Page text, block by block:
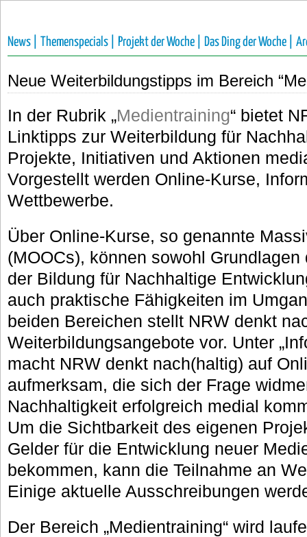
News | Themenspecials | Projekt der Woche | Das Ding der Woche |
Neue Weiterbildungstipps im Bereich
In der Rubrik „Medientraining“ bietet
Linktipps zur Weiterbildung für
Projekte, Initiativen und Aktionen
Vorgestellt werden Online-Kurse,
Wettbewerbe.
Über Online-Kurse, so genannte
(MOOCs), können sowohl
der Bildung für Nachhaltige
auch praktische Fähigkeiten im
beiden Bereichen stellt NRW denkt
Weiterbildungsangebote vor. Unter
macht NRW denkt nach(haltig) auf
aufmerksam, die sich der Frage
Nachhaltigkeit erfolgreich medial
Um die Sichtbarkeit des eigenen
Gelder für die Entwicklung neuer
bekommen, kann die Teilnahme an
Einige aktuelle Ausschreibungen
Der Bereich „Medientraining“ wird